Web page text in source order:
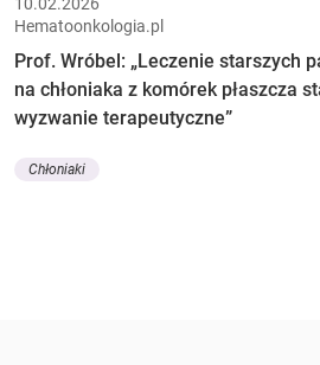
Hematoonkologia.pl
Prof. Wróbel: „Leczenie starszych
na chłoniaka z komórek płaszcza
wyzwanie terapeutyczne”
Chłoniaki